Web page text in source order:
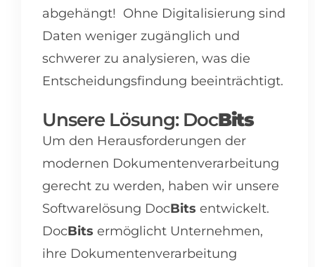
abgehängt! Ohne Digitalisierung sind
Daten weniger zugänglich und
schwerer zu analysieren, was die
Entscheidungsfindung beeinträchtigt.
Unsere Lösung: DocBits
Um den Herausforderungen der
modernen Dokumentenverarbeitung
gerecht zu werden, haben wir unsere
Softwarelösung DocBits entwickelt.
DocBits ermöglicht Unternehmen,
ihre Dokumentenverarbeitung